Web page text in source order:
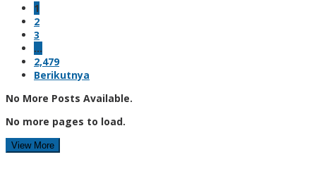
1
2
3
…
2,479
Berikutnya
No More Posts Available.
No more pages to load.
View More